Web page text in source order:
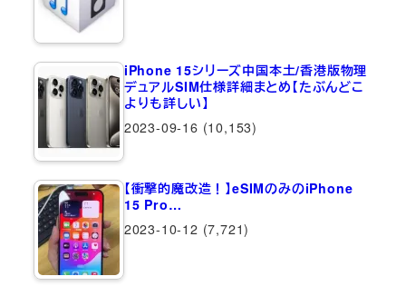
iPhone 15シリーズ中国本土/香港版物理
デュアルSIM仕様詳細まとめ【たぶんどこ
よりも詳しい】
2023-09-16 (10,153)
【衝撃的魔改造！】eSIMのみのiPhone
15 Pro…
2023-10-12 (7,721)